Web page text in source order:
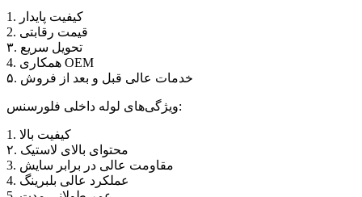
1. کیفیت پایدار
2. قیمت رقابتی
۳. تحویل سریع
4. همکاری OEM
۵. خدمات عالی قبل و بعد از فروش
ویژگی‌های لوله داخلی فلورسنس:
1. کیفیت بالا
۲. محتوای بالای لاستیک
3. مقاومت عالی در برابر سایش
4. عملکرد عالی بلبرینگ